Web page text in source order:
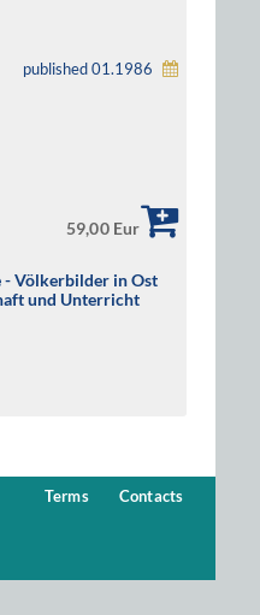
published 01.1986
59,00 Eur
Völkerbilder in Ost
und Unterricht
Terms Contacts